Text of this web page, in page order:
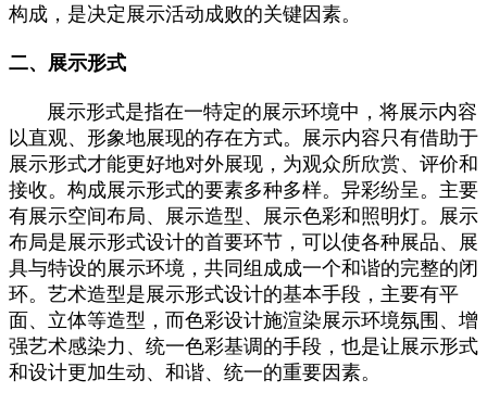
构成，是决定展示活动成败的关键因素。
二、展示形式
展示形式是指在一特定的展示环境中，将展示内容
以直观、形象地展现的存在方式。展示内容只有借助于
展示形式才能更好地对外展现，为观众所欣赏、评价和
接收。构成展示形式的要素多种多样。异彩纷呈。主要
有展示空间布局、展示造型、展示色彩和照明灯。展示
布局是展示形式设计的首要环节，可以使各种展品、展
具与特设的展示环境，共同组成成一个和谐的完整的闭
环。艺术造型是展示形式设计的基本手段，主要有平
面、立体等造型，而色彩设计施渲染展示环境氛围、增
强艺术感染力、统一色彩基调的手段，也是让展示形式
和设计更加生动、和谐、统一的重要因素。